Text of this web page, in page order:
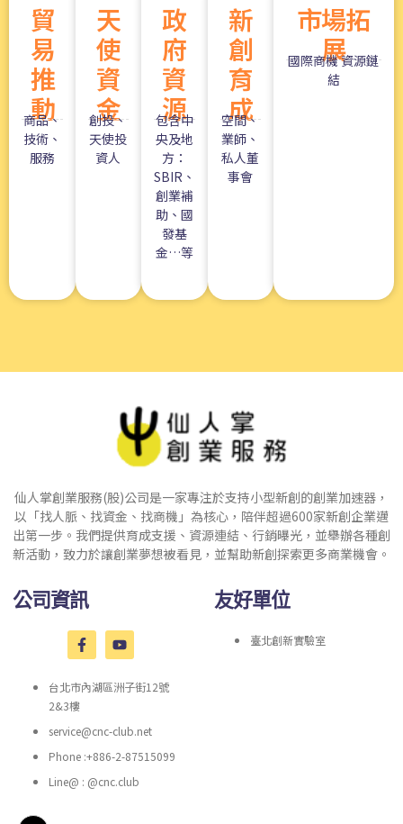
貿
易
推
動
商品、
技術、
服務
天
使
資
金
創投、
天使投
資人
政
府
資
源
包含中
央及地
方：
SBIR、
創業補
助、國
發基
金…等
新
創
育
成
空間、
業師、
私人董
事會
市場拓
展
國際商機 資源鏈
結
仙人掌創業服務(股)公司是一家專注於支持小型新創的創業加速器，
以「找人脈、找資金、找商機」為核心，陪伴超過600家新創企業邁
出第一步。我們提供育成支援、資源連結、行銷曝光，並舉辦各種創
新活動，致力於讓創業夢想被看見，並幫助新創探索更多商業機會。
公司資訊
台北市內湖區洲子街12號
2&3樓
service@cnc-club.net
Phone :+886-2-87515099
Line@ : @cnc.club
友好單位
臺北創新實驗室